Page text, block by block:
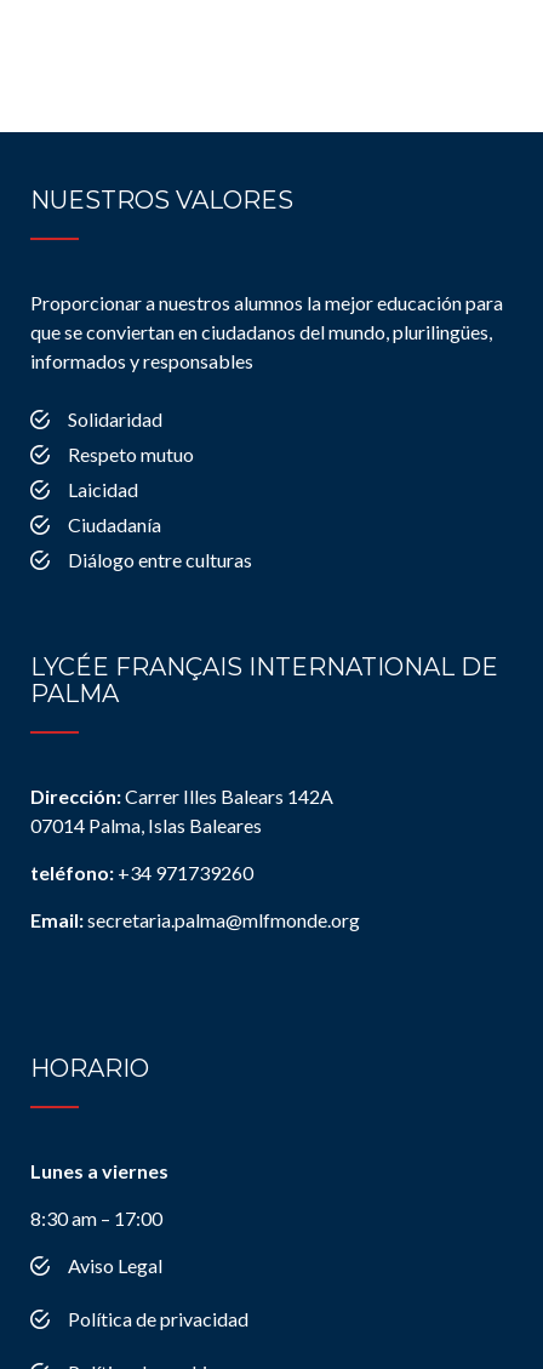
NUESTROS VALORES
Proporcionar a nuestros alumnos la mejor educación para
que se conviertan en ciudadanos del mundo, plurilingües,
informados y responsables
Solidaridad
Respeto mutuo
Laicidad
Ciudadanía
Diálogo entre culturas
LYCÉE FRANÇAIS INTERNATIONAL DE
PALMA
Dirección:Carrer Illes Balears 142A
07014 Palma, Islas Baleares
teléfono: +34 971739260
Email:secretaria.palma@mlfmonde.org
HORARIO
Lunes a viernes
8:30 am – 17:00
Aviso Legal
Política de privacidad